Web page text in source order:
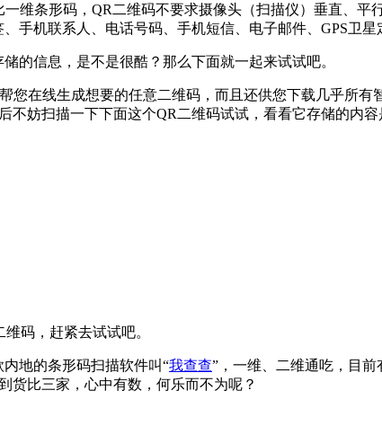
维条形码，QR二维码不要求摄像头（扫描仪）垂直、
手机联系人、电话号码、手机短信、电子邮件、GPS卫星
的信息，是不是很酷？那么下面就一起来试试吧。
您在线生成想要的任意二维码，而且还供您下载几乎所
妨扫描一下下面这个QR二维码试试，看看它存储的内容
码，赶紧去试试吧。
地的条形码扫描软件叫“我查查”，一维、二维通吃，目前
货比三家，心中有数，何乐而不为呢？